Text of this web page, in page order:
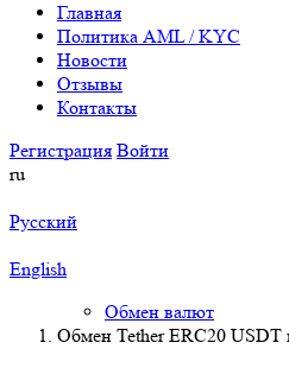
Главная
Политика AML / KYC
Новости
Отзывы
Контакты
Регистрация Войти
ru
Русский
English
Обмен валют
Обмен Tether ERC20 USDT